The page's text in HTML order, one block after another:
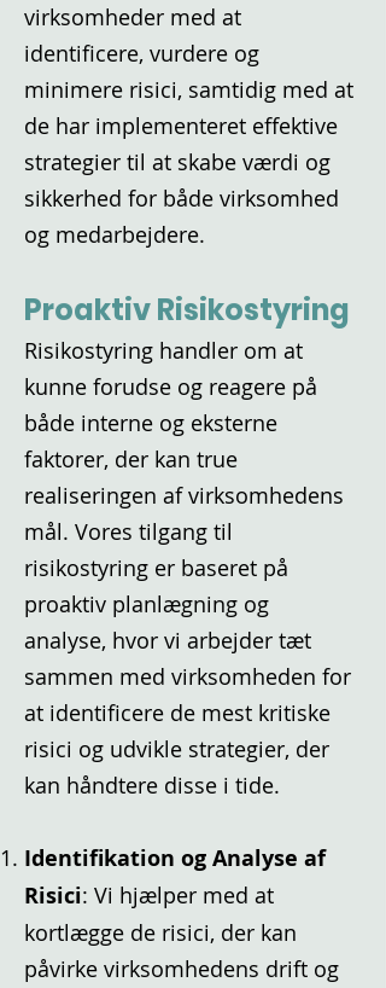
virksomheder med at
identificere, vurdere og
minimere risici, samtidig med at
de har implementeret effektive
strategier til at skabe værdi og
sikkerhed for både virksomhed
og medarbejdere.
Proaktiv Risikostyring
Risikostyring handler om at
kunne forudse og reagere på
både interne og eksterne
faktorer, der kan true
realiseringen af virksomhedens
mål. Vores tilgang til
risikostyring er baseret på
proaktiv planlægning og
analyse, hvor vi arbejder tæt
sammen med virksomheden for
at identificere de mest kritiske
risici og udvikle strategier, der
kan håndtere disse i tide.
Identifikation og Analyse af
Risici: Vi hjælper med at
kortlægge de risici, der kan
påvirke virksomhedens drift og